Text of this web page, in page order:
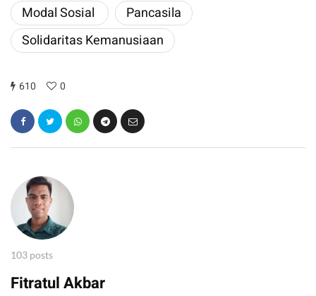
Modal Sosial ​
Pancasila
Solidaritas Kemanusiaan
610 0
103 posts
Fitratul Akbar